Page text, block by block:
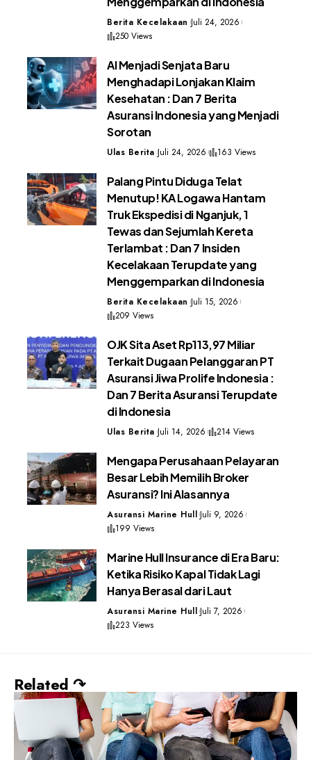
Berita Kecelakaan Juli 24, 2026
250 Views
AI Menjadi Senjata Baru
Menghadapi Lonjakan Klaim
Kesehatan : Dan 7 Berita
Asuransi Indonesia yang Menjadi
Sorotan
Ulas Berita Juli 24, 2026 163 Views
Palang Pintu Diduga Telat
Menutup! KA Logawa Hantam
Truk Ekspedisi di Nganjuk, 1
Tewas dan Sejumlah Kereta
Terlambat : Dan 7 Insiden
Kecelakaan Terupdate yang
Menggemparkan di Indonesia
Berita Kecelakaan Juli 15, 2026
209 Views
OJK Sita Aset Rp113,97 Miliar
Terkait Dugaan Pelanggaran PT
Asuransi Jiwa Prolife Indonesia :
Dan 7 Berita Asuransi Terupdate
di Indonesia
Ulas Berita Juli 14, 2026 214 Views
Mengapa Perusahaan Pelayaran
Besar Lebih Memilih Broker
Asuransi? Ini Alasannya
Asuransi Marine Hull Juli 9, 2026
199 Views
Marine Hull Insurance di Era Baru:
Ketika Risiko Kapal Tidak Lagi
Hanya Berasal dari Laut
Asuransi Marine Hull Juli 7, 2026
223 Views
Related ↷